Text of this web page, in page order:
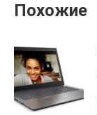
Похожие